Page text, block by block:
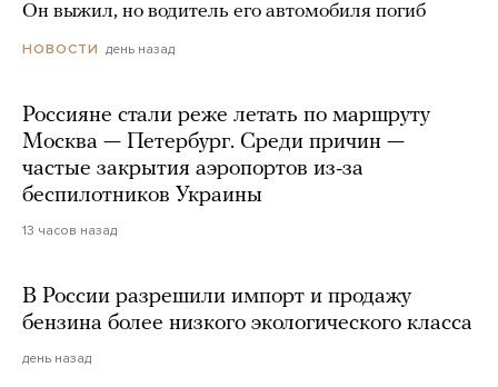
Он выжил, но водитель его автомобиля погиб
НОВОСТИ день назад
Россияне стали реже летать по маршруту
Москва — Петербург. Среди причин —
частые закрытия аэропортов из-за
беспилотников Украины
13 часов назад
В России разрешили импорт и продажу
бензина более низкого экологического класса
день назад